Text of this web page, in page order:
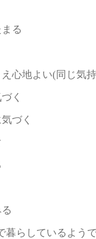
る
心地よい(同じ気
く
づく
らしているようで